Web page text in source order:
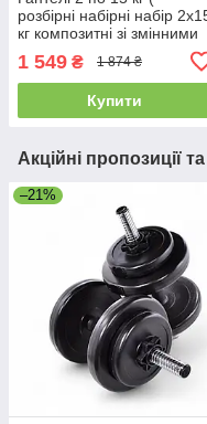
розбірні набірні набір
кг композитні зі змінними
будинку )
1 549 ₴ 1 874 ₴
Купити
Акційні пропозиції
–21%